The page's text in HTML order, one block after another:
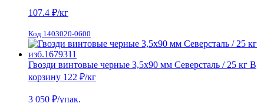
107.4 ₽/кг
Код 1403020-0600
Гвозди винтовые черные 3,5х90 мм Северсталь / 25 кг В
корзину 122 ₽/кг
3 050 ₽/упак.